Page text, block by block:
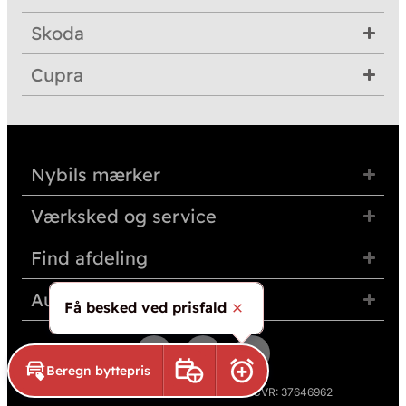
Skoda
Cupra
Nybils mærker
Værksked og service
Find afdeling
Auto Group Nordvest
© 2026 Auto Group Nordvest A/S · CVR: 37646962
Beregn byttepris
Book prøveturAktivér prisalarm
Få besked ved prisfald
Skjul